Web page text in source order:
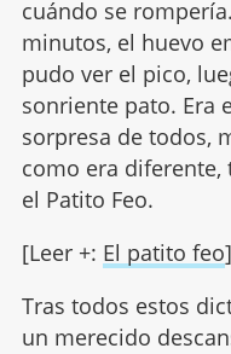
cuándo se
minutos, el huevo
pudo ver el pico,
sonriente pato. Era
sorpresa de todos,
como era
el Patito Feo.
[Leer +: El patito feo]
Tras todos estos
un merecido